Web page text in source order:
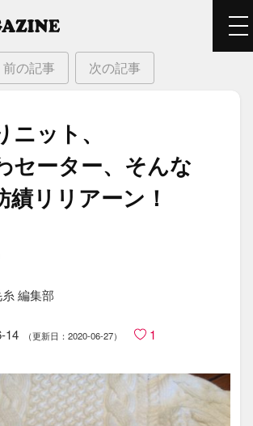
前の記事 次の記事
ニット、​
セーター、​そんな​
績リリアーン！
編集部
14 （更新日：2020-06-27） 1